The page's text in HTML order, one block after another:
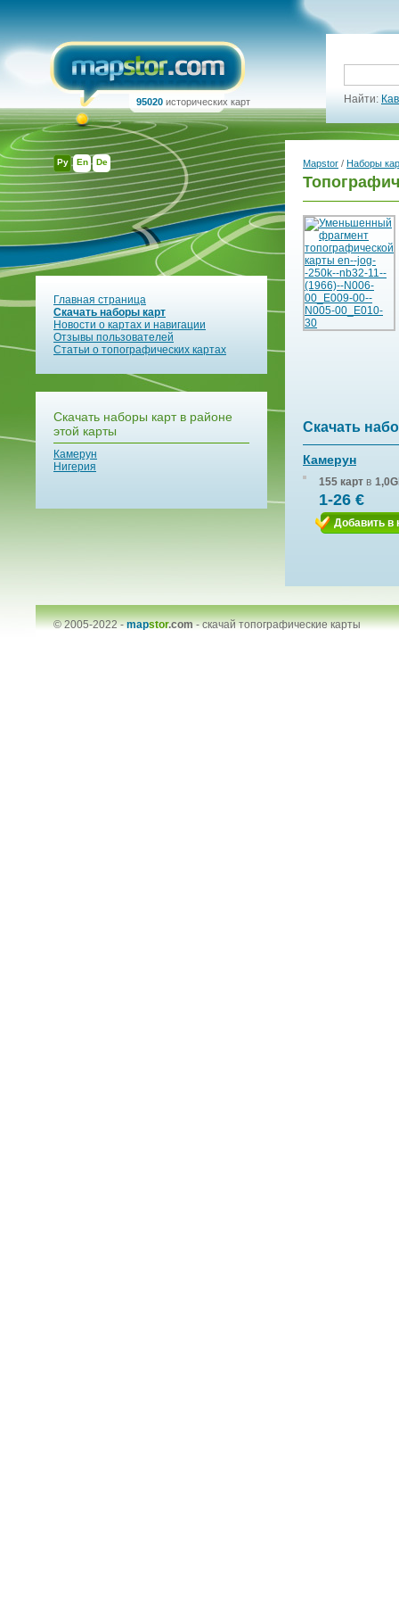
Ру En De
95020 исторических карт Найти:
Главная страница
Скачать наборы карт
Новости о картах и навигации
Отзывы пользователей
Статьи о топографических картах
Скачать наборы карт в районе
этой карты
Камерун
Нигерия
Mapstor / Наборы
Скачать
Камерун
155 карт в
1-26 €
Добавить в
© 2005-2022 -mapstor.com-скачай топографические карты